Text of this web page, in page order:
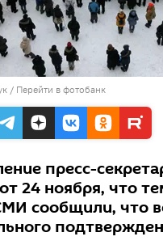
/ Перейти в фотобанк
пресс-
24 ноября, что
сообщили, что